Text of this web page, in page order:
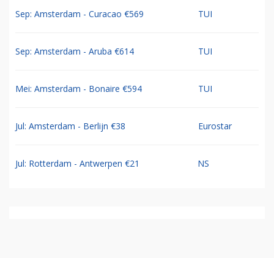
Sep: Amsterdam - Curacao €569 TUI
Sep: Amsterdam - Aruba €614 TUI
Mei: Amsterdam - Bonaire €594 TUI
Jul: Amsterdam - Berlijn €38 Eurostar
Jul: Rotterdam - Antwerpen €21 NS